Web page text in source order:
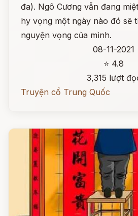
đa). Ngô Cương vẫn đang
hy vọng một ngày nào đó sẽ
nguyện vọng của mình.
08-11-2021
⭐ 4.8
3,315 lượt
Truyện cổ Trung Quốc